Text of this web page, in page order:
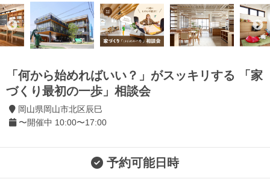
「何から始めればいい？」がスッキリする 「家
づくり最初の一歩」相談会
岡山県岡山市北区辰巳
〜開催中 10:00〜17:00
予約可能日時